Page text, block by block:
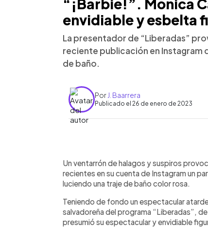
“¡Barbie!”. Mónica
envidiable y esbelta
La presentador de “Liberadas”
reciente publicación en Instagram
de baño.
Por J. Baarrera
Publicado el 26 de enero de 2023
► Escuchar artículo
Un ventarrón de halagos y suspiros
recientes en su cuenta de Instagram un
luciendo una traje de baño color rosa.
Teniendo de fondo un espectacular
salvadoreña del programa “Liberadas”,
presumió su espectacular y envidiable